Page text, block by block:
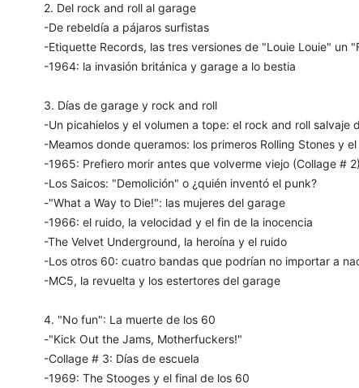
2. Del rock and roll al garage
-De rebeldía a pájaros surfistas
-Etiquette Records, las tres versiones de "Louie Louie" un
-1964: la invasión británica y garage a lo bestia
3. Días de garage y rock and roll
-Un picahielos y el volumen a tope: el rock and roll salvaje
-Meamos donde queramos: los primeros Rolling Stones y
-1965: Prefiero morir antes que volverme viejo (Collage # 2)
-Los Saicos: "Demolición" o ¿quién inventó el punk?
-"What a Way to Die!": las mujeres del garage
-1966: el ruido, la velocidad y el fin de la inocencia
-The Velvet Underground, la heroína y el ruido
-Los otros 60: cuatro bandas que podrían no importar a
-MC5, la revuelta y los estertores del garage
4. "No fun": La muerte de los 60
-"Kick Out the Jams, Motherfuckers!"
-Collage # 3: Días de escuela
-1969: The Stooges y el final de los 60